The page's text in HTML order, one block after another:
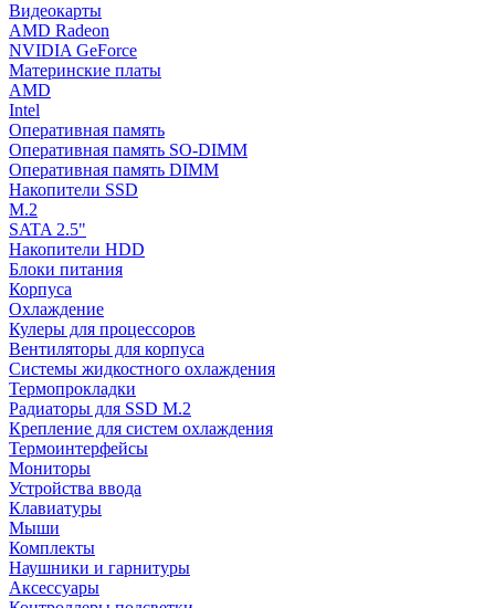
Видеокарты
AMD Radeon
NVIDIA GeForce
Материнские платы
AMD
Intel
Оперативная память
Оперативная память SO-DIMM
Оперативная память DIMM
Накопители SSD
M.2
SATA 2.5"
Накопители HDD
Блоки питания
Корпуса
Охлаждение
Кулеры для процессоров
Вентиляторы для корпуса
Системы жидкостного охлаждения
Термопрокладки
Радиаторы для SSD M.2
Крепление для систем охлаждения
Термоинтерфейсы
Мониторы
Устройства ввода
Клавиатуры
Мыши
Комплекты
Наушники и гарнитуры
Аксессуары